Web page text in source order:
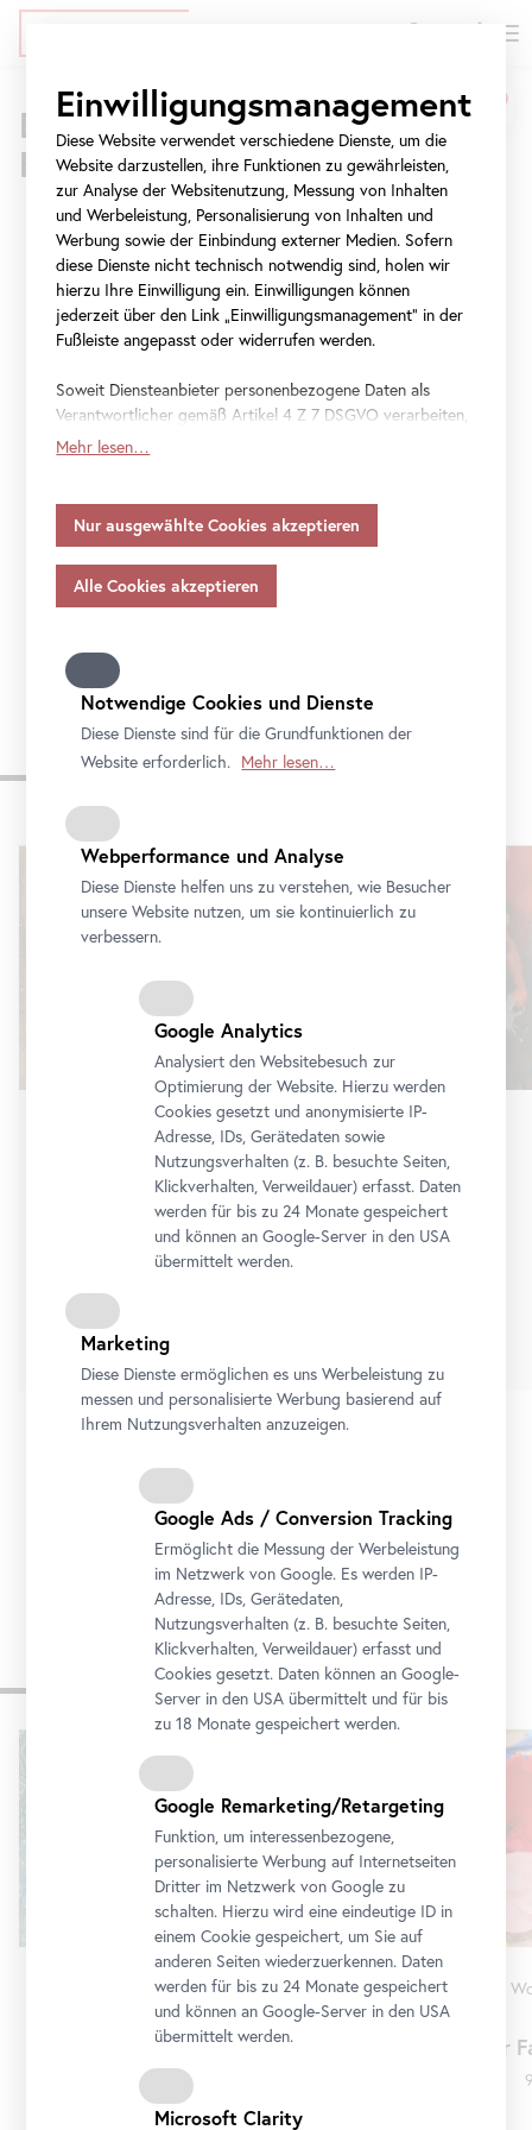
zum
Inhalt
Meta-
Navigation
springen
Navigation
springen
Belvedere
Museum
Wien
Österreichische
Galerie
Belvedere
Oberes Belvedere
Heute 9 bis 19 Uhr Besuch planen
Unteres Belvedere
Heute 10 bis 18 Uhr Besuch planen
Belvedere 21
Heute 11 bis 18 Uhr Besuch planen
Drei Standorte – 800 Jahre
Kunstgeschichte
Es gibt immer gute Gründe, dasBelvedere
zu entdecken. Neben der
berühmtenSammlung mit demKussvon
Gustav Klimt erwarten Sie
Sonderausstellungen an allen drei
Erleben Sie ein vielseitigesProgrammund
einen anregenden Austausch bei Führungen,
Workshops und inklusiven Angeboten sowie
bei Veranstaltungen imBlickle Kino
Sie mit der ReiheCommunity Outreach
Nachbarschaft und werden Sie Teil des
Program. Schauen Sie vorbei!
Aktuelle Ausstellungen
überspringen
Dauerausstellung • Oberes Belvedere
Schau!
Die Sammlung Belvedere von Cranach bis
Lassnig
Alle Ausstellungen Ausstellungsvorschau
Programm
Klimt zum Frühstück
Führung • Oberes Belvedere
Schau!
9. August 2026 10:00 - 12:00
Für
Einwilligungsmanagement
Diese Website verwendet verschiedene Dienste, um die
Website darzustellen, ihre Funktionen zu gewährleisten,
zur Analyse der Websitenutzung, Messung von Inhalten
und Werbeleistung, Personalisierung von Inhalten und
Werbung sowie der Einbindung externer Medien. Sofern
diese Dienste nicht technisch notwendig sind, holen wir
hierzu Ihre Einwilligung ein. Einwilligungen können
jederzeit über den Link „Einwilligungsmanagement“ in der
Fußleiste angepasst oder widerrufen werden.
Soweit Diensteanbieter personenbezogene Daten als
Verantwortlicher gemäß Artikel 4 Z 7 DSGVO verarbeiten,
gilt Ihre Einwilligung auch für die Weitergabe an den
Daten in Staaten ohne Vorliegen eines
Angemessenheitsbeschlusses gem.Art
und ohne geeignete Garantien gem.
übermitteln, so gilt Ihre Einwilligung auch hierfür.
Funktionen unseres
stehen, wenn Sie nicht alle Zwecke zulassen. Weitere
Informationen zum Datenschutz, Ihren Rechten und
Kontaktdaten des Verantwortlichen und der
Datenschutzbeauftragten finden Sie in unserer
Mehr lesen…
Notwendige Cookies und Dienste
Diese Dienste sind für die Grundfunktionen der
Website erforderlich. Mehr lesen…
Webperformance und Analyse
Diese Dienste helfen uns zu verstehen, wie Besucher
unsere Website nutzen, um sie kontinuierlich zu
verbessern.
Google Analytics
Analysiert den Websitebesuch zur
Optimierung der Website. Hierzu werden
Cookies gesetzt und anonymisierte IP-
Adresse, IDs, Gerätedaten sowie
Nutzungsverhalten (z. B. besuchte Seiten,
Klickverhalten, Verweildauer) erfasst. Daten
werden für bis zu 24 Monate gespeichert
und können an Google-Server in den USA
übermittelt werden.
Marketing
Diese Dienste ermöglichen es uns Werbeleistung zu
messen und personalisierte Werbung basierend auf
Ihrem Nutzungsverhalten anzuzeigen.
Google Ads / Conversion Tracking
Ermöglicht die Messung der Werbeleistung
im Netzwerk von Google. Es werden IP-
Adresse, IDs, Gerätedaten,
Nutzungsverhalten (z. B. besuchte Seiten,
Klickverhalten, Verweildauer) erfasst und
Cookies gesetzt. Daten können an Google-
Server in den USA übermittelt und für bis
zu 18 Monate gespeichert werden.
Google Remarketing/Retargeting
Funktion, um interessenbezogene,
personalisierte Werbung auf Internetseiten
Dritter im Netzwerk von Google zu
schalten. Hierzu wird eine eindeutige ID in
einem Cookie gespeichert, um Sie auf
anderen Seiten wiederzuerkennen. Daten
werden für bis zu 24 Monate gespeichert
und können an Google-Server in den USA
übermittelt werden.
Microsoft Clarity